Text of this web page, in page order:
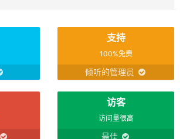
支持
100%免费
倾听的管理员
访客
访问量很高
最佳